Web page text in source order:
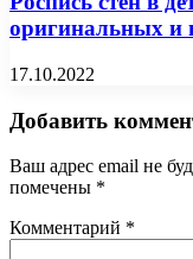
оригинальных и
17.10.2022
Добавить
Ваш адрес email не
помечены *
Комментарий *